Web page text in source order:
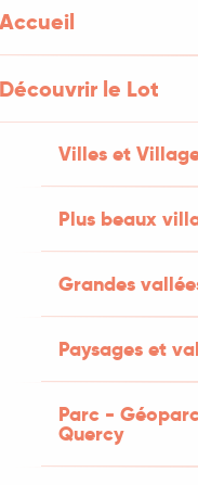
Accueil
Découvrir le Lot
Villes et
Plus beaux
Grandes
Paysages et
Parc -
Quercy
animations :
fêtes votives,
Vous l’aurez
alors tous à vos